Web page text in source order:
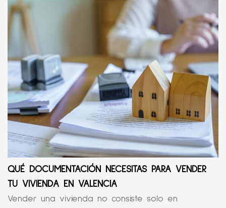
QUÉ DOCUMENTACIÓN NECESITAS PARA VENDER
TU VIVIENDA EN VALENCIA
Vender una vivienda no consiste solo en